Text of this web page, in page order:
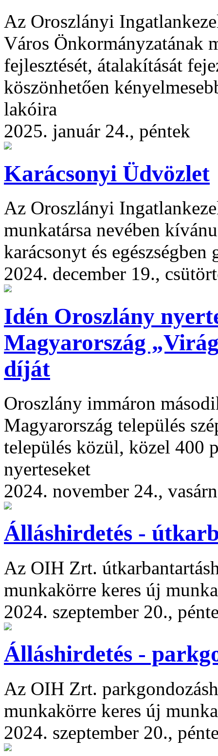
Az Oroszlányi
Város Önkormányzatának
fejlesztését, átalakítását
köszönhetően
lakóira
2025. január 24., péntek
Karácsonyi Üdvözlet
Az Oroszlányi
munkatársa nevében
karácsonyt és
2024. december 19.,
Idén Oroszlány
Magyarország
díját
Oroszlány immáron
Magyarország település
település közül, közel 400
nyerteseket
2024. november 24.,
Álláshirdetés -
Az OIH Zrt.
munkakörre keres új
2024. szeptember 20.,
Álláshirdetés -
Az OIH Zrt.
munkakörre keres új
2024. szeptember 20.,